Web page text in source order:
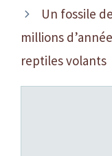
Un fossile
millions
reptiles volants